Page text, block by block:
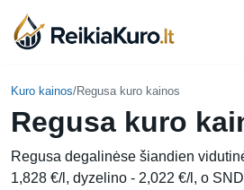
Skip
content
Kuro kainos/Regusa kuro kainos
Regusa kuro
Regusa degalinėse šiandien
1,828 €/l, dyzelino - 2,022 €/l, o